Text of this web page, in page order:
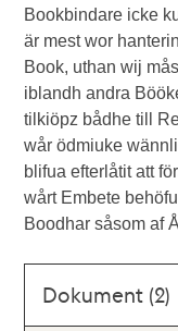
Bookbindare icke
är mest wor
Book, uthan wij
iblandh andra
tilkiöpz bådhe till
wår ödmiuke
blifua efterlåtit att
wårt Embete
Boodhar såsom af
Dokument (2)